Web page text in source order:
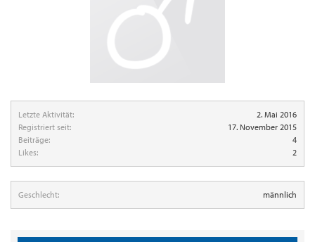
Letzte Aktivität:
2. Mai 2016
Registriert seit:
17. November 2015
Beiträge:
4
Likes:
2
Geschlecht: männlich